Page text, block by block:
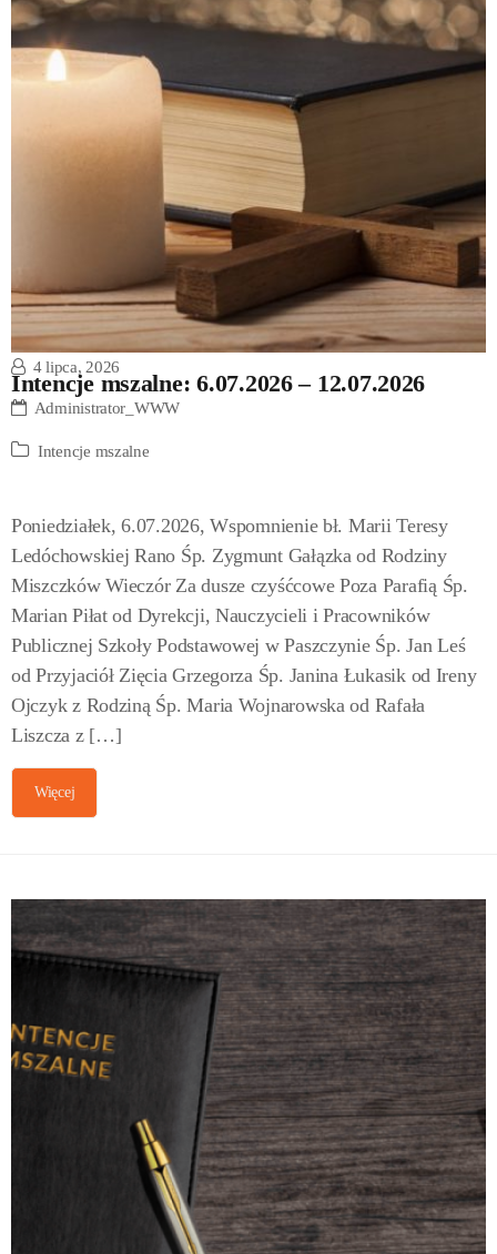
Intencje mszalne: 6.07.2026 – 12.07.2026
4 lipca, 2026
Administrator_WWW
Intencje mszalne
Poniedziałek, 6.07.2026, Wspomnienie bł. Marii Teresy
Ledóchowskiej Rano Śp. Zygmunt Gałązka od Rodziny
Miszczków Wieczór Za dusze czyśćcowe Poza Parafią Śp.
Marian Piłat od Dyrekcji, Nauczycieli i Pracowników
Publicznej Szkoły Podstawowej w Paszczynie Śp. Jan Leś
od Przyjaciół Zięcia Grzegorza Śp. Janina Łukasik od Ireny
Ojczyk z Rodziną Śp. Maria Wojnarowska od Rafała
Liszcza z […]
Więcej